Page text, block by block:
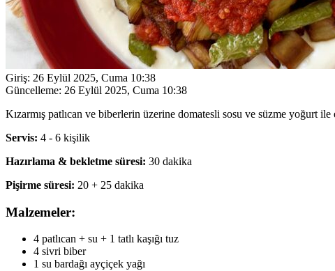
Giriş: 26 Eylül 2025, Cuma 10:38
Güncelleme: 26 Eylül 2025, Cuma 10:38
Kızarmış patlıcan ve biberlerin üzerine domatesli sosu ve süzme yoğurt
Servis: 4 - 6 kişilik
Hazırlama & bekletme süresi: 30 dakika
Pişirme süresi: 20 + 25 dakika
Malzemeler:
4 patlıcan + su + 1 tatlı kaşığı tuz
4 sivri biber
1 su bardağı ayçiçek yağı